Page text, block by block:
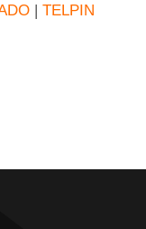
| TELPIN